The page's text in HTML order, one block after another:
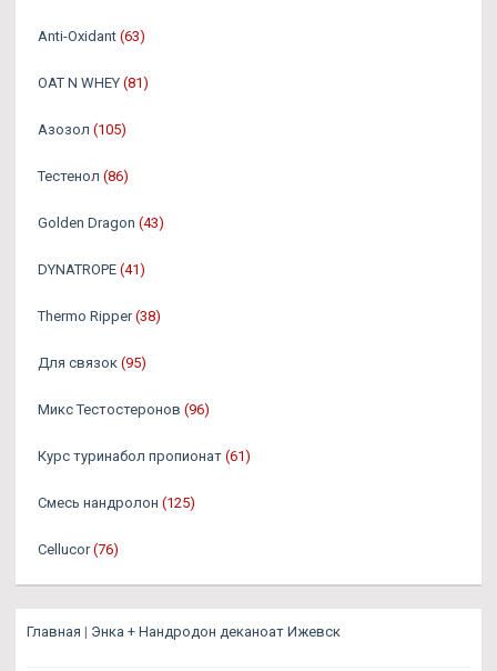
Anti-Oxidant (63)
OAT N WHEY (81)
Азозол (105)
Тестенол (86)
Golden Dragon (43)
DYNATROPE (41)
Thermo Ripper (38)
Для связок (95)
Микс Тестостеронов (96)
Курс туринабол пропионат (61)
Смесь нандролон (125)
Cellucor (76)
Главная | Энка + Нандродон деканоат Ижевск